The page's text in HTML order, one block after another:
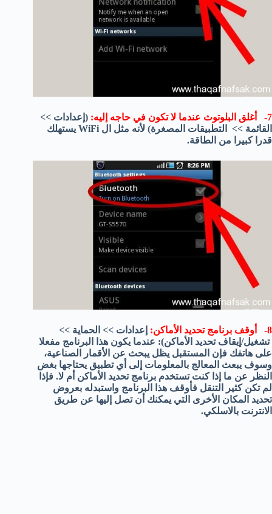
7- أغلق البلوتوث عندما لا تكون في حاجه إليه:
(إعدادات >>
القائمة >> التطبيقات المصغرة) لأنه مثل ال WiFi يستهلك
قدرا كبيرا من الطاقة.
8- أوقف برنامج تحديد الأماكن:
إعدادات >> الحماية >>
تشغيل/إيقاف تحديد الأماكن): عندما يكون هذا البرنامج مفعلا
على هاتفك فإن المستقبل يظل يبحث عن الأقمار الصناعية،
وسوف يبعث المعالج بالمعلومات إلى أي تطبيق يحتاجها بغض
النظر عن ما إذا كنت تستخدم برنامج تحديد الأماكن أم لا. فإذا
لم تكن كثير التنقل فأوقف هذا البرنامج واستبدله بعروض
تحديد المكان الأخرى التي يمكنك أن تصل إليها عن طريق
الانترنت بالاسلكي.